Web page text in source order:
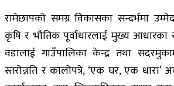
रामेछापको समग्र विकासका सन्दर्भमा
कृषि र भौतिक पूर्वाधारलाई मुख्य
वडालाई गाउँपालिका केन्द्र तथा
स्तरोन्नति र कालोपत्रे, ‘एक घर, एक धारा’